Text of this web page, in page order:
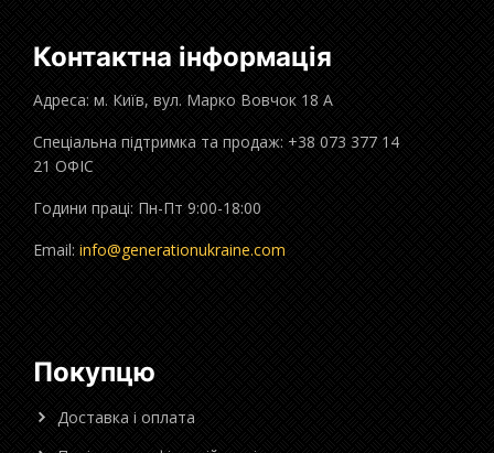
Контактна інформація
Адреса: м. Київ, вул. Марко Вовчок 18 А
Спеціальна підтримка та продаж: +38 073 377 14
21 ОФІС
Години праці: Пн-Пт 9:00-18:00
Email: info@generationukraine.com
Покупцю
Доставка і оплата